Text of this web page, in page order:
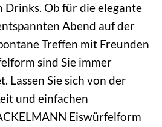
Ob für die elegante
Abend auf der
Treffen mit Freunden
sind Sie immer
Lassen Sie sich von der
und einfachen
Eiswürfelform